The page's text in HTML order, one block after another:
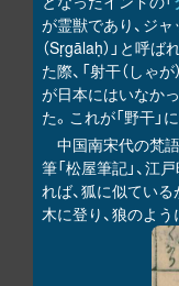
が霊獣であり、ジ
（Sṛgālaḥ）」と呼
た際、「射干（しゃ
が日本にはいなか
た。これが「野干」
中国南宋代の梵
筆「松屋筆記」、江
れば、狐に似てい
木に登り、狼のよ